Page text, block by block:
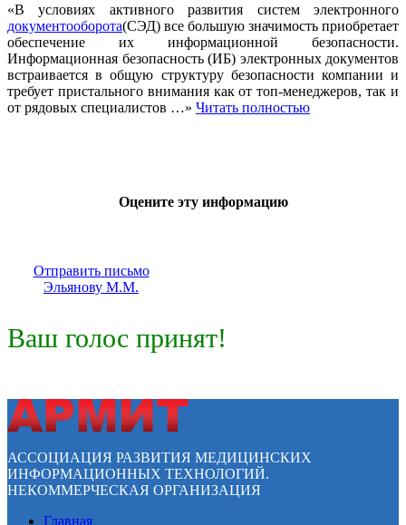
«В условиях активного развития систем электронного
документооборота(СЭД) все большую значимость приобретает
обеспечение их информационной безопасности.
Информационная безопасность (ИБ) электронных документов
встраивается в общую структуру безопасности компании и
требует пристального внимания как от топ-менеджеров, так и
от рядовых специалистов …» Читать полностью
Оцените эту информацию
Отправить письмо
Эльянову М.М.
Ваш голос принят!
АССОЦИАЦИЯ РАЗВИТИЯ МЕДИЦИНСКИХ
ИНФОРМАЦИОННЫХ ТЕХНОЛОГИЙ.
НЕКОММЕРЧЕСКАЯ ОРГАНИЗАЦИЯ
Главная